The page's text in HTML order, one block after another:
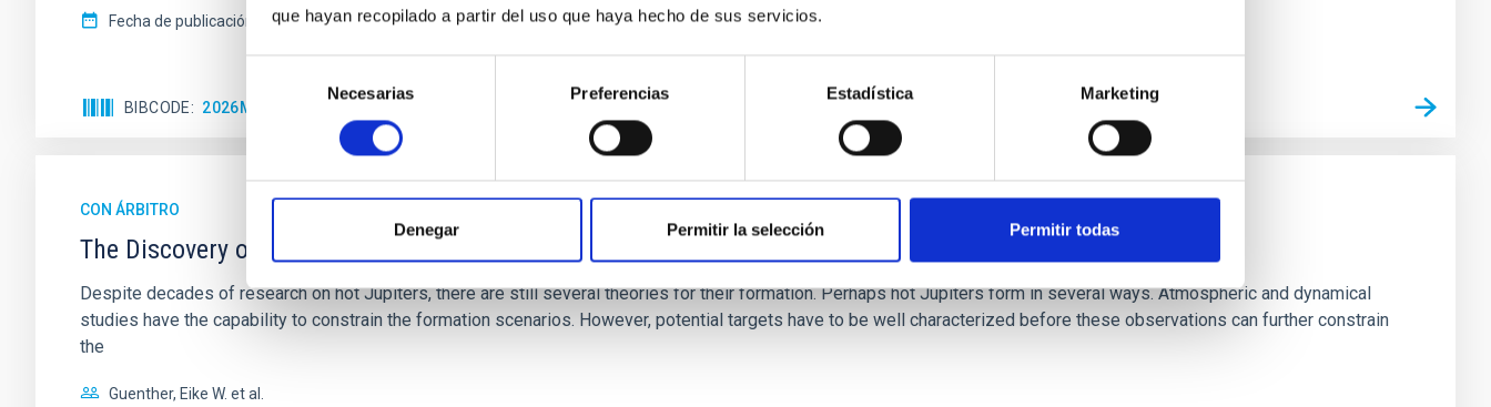
que hayan recopilado a partir del uso que haya hecho de sus servicios.
consentimiento
Necesarias Preferencias Estadística Marketing
Denegar Permitir la selección Permitir todas
Fecha de publicación:
7 2026
BIBCODE 2026MNRAS.549G1013C
CON ÁRBITRO
The Discovery of Five Hot Jupiters by TESS
Despite decades of research on hot Jupiters, there are still several theories for their formation. Perhaps hot Jupiters form in several ways. Atmospheric and dynamical
studies have the capability to constrain the formation scenarios. However, potential targets have to be well characterized before these observations can further constrain
the
Guenther, Eike W. et al.